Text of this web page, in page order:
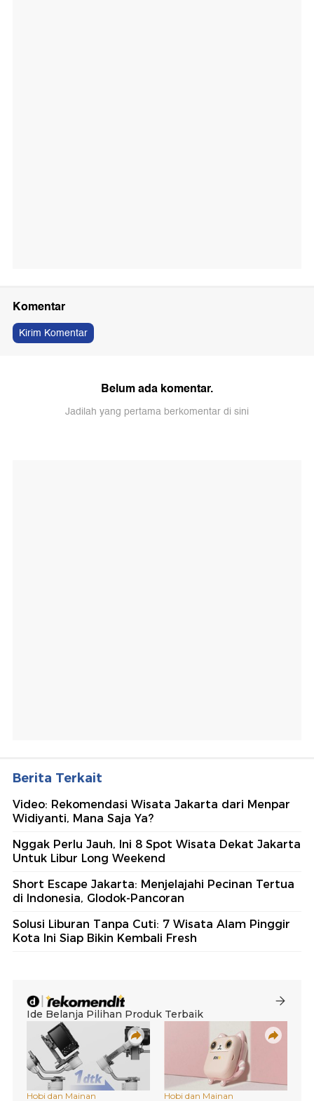
Komentar
Kirim Komentar
Belum ada komentar.
Jadilah yang pertama berkomentar di sini
Berita Terkait
Video: Rekomendasi Wisata Jakarta dari Menpar
Widiyanti, Mana Saja Ya?
Nggak Perlu Jauh, Ini 8 Spot Wisata Dekat Jakarta
Untuk Libur Long Weekend
Short Escape Jakarta: Menjelajahi Pecinan Tertua
di Indonesia, Glodok-Pancoran
Solusi Liburan Tanpa Cuti: 7 Wisata Alam Pinggir
Kota Ini Siap Bikin Kembali Fresh